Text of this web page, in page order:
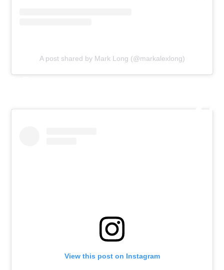
A post shared by Mark Long (@markalexlong)
View this post on Instagram